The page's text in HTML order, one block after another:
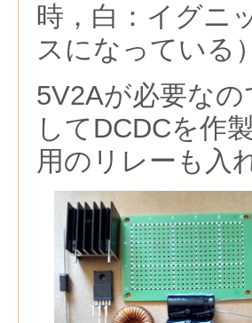
時，白：イグニ
スになっている）
5V2Aが必要な
してDCDCを作
用のリレーも入